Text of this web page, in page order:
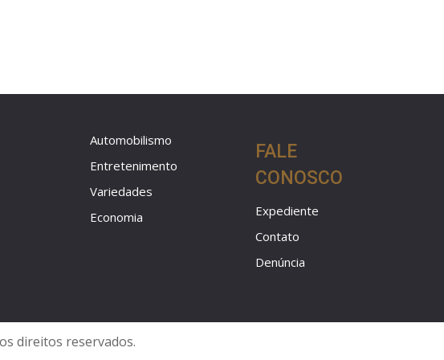
Automobilismo
Entretenimento
Variedades
Economia
FALE
CONOSCO
Expediente
Contato
Denúncia
direitos reservados.